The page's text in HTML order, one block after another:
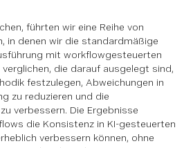
führten wir eine Reihe von
in denen wir die standardmäßige
mit workflowgesteuerten
die darauf ausgelegt sind,
festzulegen, Abweichungen in
zu reduzieren und die
verbessern. Die Ergebnisse
die Konsistenz in KI-gesteuerten
verbessern können, ohne